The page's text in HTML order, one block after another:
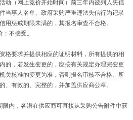
动（网上竞价开始时间）前三年内被列入失信
当事人名单、政府采购严重违法失信行为记录
用惩戒期限未满的，其报名审查不合格。
不接受。
格要求并提供相应的证明材料，所有提供的相
的，若发生变更的，应按有关规定办理完变更
关核准的变更为准，否则报名审核不合格。所
、有效的、完整的，并加盖供应商公章。
限内，各潜在供应商可直接从采购公告附件中获